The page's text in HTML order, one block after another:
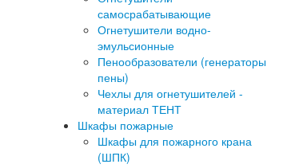
самосрабатывающие
Огнетушители водно-
эмульсионные
Пенообразователи (генераторы
пены)
Чехлы для огнетушителей -
материал ТЕНТ
Шкафы пожарные
Шкафы для пожарного крана
(ШПК)